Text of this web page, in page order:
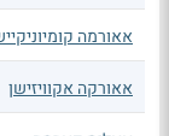
אאורמה
אאורקה אקוויזישן